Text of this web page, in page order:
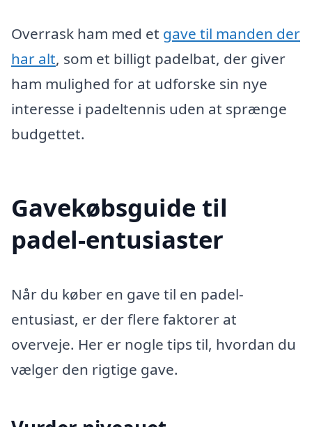
Overrask ham med et gave til manden der
har alt, som et billigt padelbat, der giver
ham mulighed for at udforske sin nye
interesse i padeltennis uden at sprænge
budgettet.
Gavekøbsguide til
padel-entusiaster
Når du køber en gave til en padel-
entusiast, er der flere faktorer at
overveje. Her er nogle tips til, hvordan du
vælger den rigtige gave.